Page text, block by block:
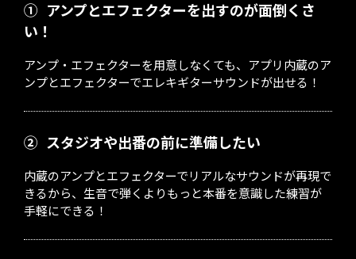
① アンプとエフェクターを出すのが面倒くさ
い！
アンプ・エフェクターを用意しなくても、アプリ内蔵のア
ンプとエフェクターでエレキギターサウンドが出せる！
② スタジオや出番の前に準備したい
内蔵のアンプとエフェクターでリアルなサウンドが再現で
きるから、生音で弾くよりもっと本番を意識した練習が
手軽にできる！